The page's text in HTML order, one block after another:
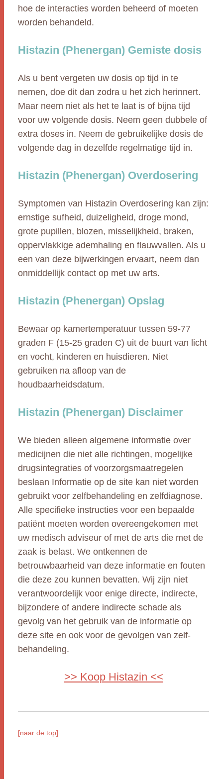
hoe de interacties worden beheerd of moeten
worden behandeld.
Histazin (Phenergan) Gemiste dosis
Als u bent vergeten uw dosis op tijd in te
nemen, doe dit dan zodra u het zich herinnert.
Maar neem niet als het te laat is of bijna tijd
voor uw volgende dosis. Neem geen dubbele of
extra doses in. Neem de gebruikelijke dosis de
volgende dag in dezelfde regelmatige tijd in.
Histazin (Phenergan) Overdosering
Symptomen van Histazin Overdosering kan zijn:
ernstige sufheid, duizeligheid, droge mond,
grote pupillen, blozen, misselijkheid, braken,
oppervlakkige ademhaling en flauwvallen. Als u
een van deze bijwerkingen ervaart, neem dan
onmiddellijk contact op met uw arts.
Histazin (Phenergan) Opslag
Bewaar op kamertemperatuur tussen 59-77
graden F (15-25 graden C) uit de buurt van licht
en vocht, kinderen en huisdieren. Niet
gebruiken na afloop van de
houdbaarheidsdatum.
Histazin (Phenergan) Disclaimer
We bieden alleen algemene informatie over
medicijnen die niet alle richtingen, mogelijke
drugsintegraties of voorzorgsmaatregelen
beslaan Informatie op de site kan niet worden
gebruikt voor zelfbehandeling en zelfdiagnose.
Alle specifieke instructies voor een bepaalde
patiënt moeten worden overeengekomen met
uw medisch adviseur of met de arts die met de
zaak is belast. We ontkennen de
betrouwbaarheid van deze informatie en fouten
die deze zou kunnen bevatten. Wij zijn niet
verantwoordelijk voor enige directe, indirecte,
bijzondere of andere indirecte schade als
gevolg van het gebruik van de informatie op
deze site en ook voor de gevolgen van zelf-
behandeling.
>> Koop Histazin <<
[naar de top]